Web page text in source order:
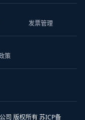
发票管理
策
司 版权所有 苏ICP备